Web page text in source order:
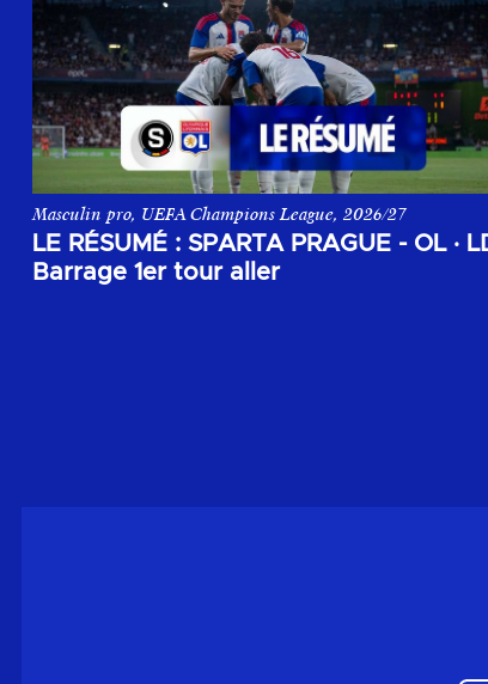
LE RÉSUMÉ : SPARTA PRAGUE - OL·
Barrage 1er tour aller
Masculin pro, UEFA Champions League, 2026/27
Le résumé du match aller du 1er tour de barrage de la